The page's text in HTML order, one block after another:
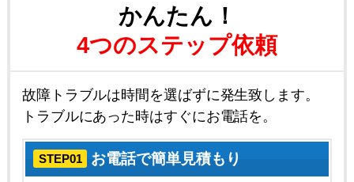
かんたん！
4つのステップ依頼
故障トラブルは時間を選ばずに発生致します。
トラブルにあった時はすぐにお電話を。
STEP01 お電話で簡単見積もり